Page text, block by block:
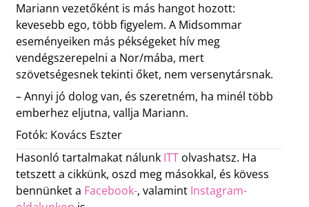
Mariann vezetőként is más hangot hozott:
kevesebb ego, több figyelem. A Midsommar
eseményeiken más pékségeket hív meg
vendégszerepelni a Nor/mába, mert
szövetségesnek tekinti őket, nem versenytársnak.
– Annyi jó dolog van, és szeretném, ha minél több
emberhez eljutna, vallja Mariann.
Fotók: Kovács Eszter
Hasonló tartalmakat nálunk ITTolvashatsz. Ha
tetszett a cikkünk, oszd meg másokkal, és kövess
bennünket a Facebook-, valamint Instagram-